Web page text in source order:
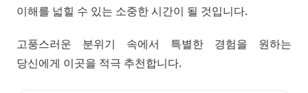
이해를 넓힐 수 있는 소중한 시간이 될 것입니다.
고풍스러운 분위기 속에서 특별한 경험을 원하는
당신에게 이곳을 적극 추천합니다.